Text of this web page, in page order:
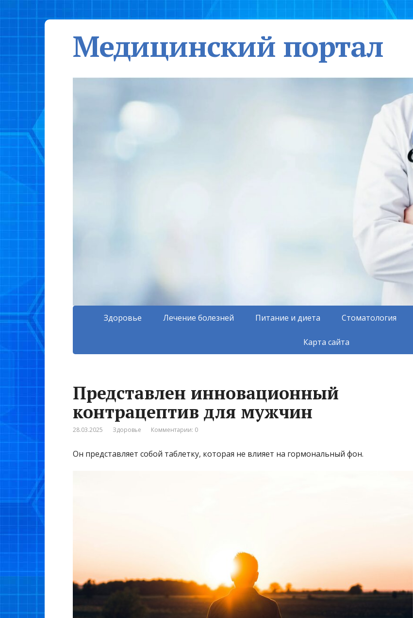
Медицинский портал
Здоровье Лечение болезней Питание и диета Стоматология
Карта сайта
Представлен инновационный
контрацептив для мужчин
28.03.2025 Здоровье Комментарии: 0
Он представляет собой таблетку, которая не влияет на гормональный фон.